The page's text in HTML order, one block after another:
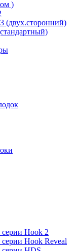
)
(двух.сторонний)
Hook 2
Hook Reveal